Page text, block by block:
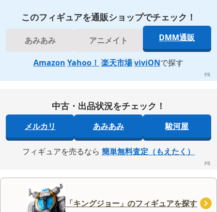
このフィギュアを通販ショップでチェック！
あみあみ アニメイト DMM通販
Amazon Yahoo！ 楽天市場 viviONで探す
中古・出品状況をチェック！
メルカリ あみあみ 駿河屋
フィギュアを売るなら 簡単無料査定（もえたく）
「キングジョー」のフィギュアを探す